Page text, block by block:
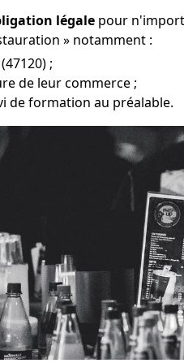
légale pour
» notamment :
;
de leur commerce ;
de formation au préalable.